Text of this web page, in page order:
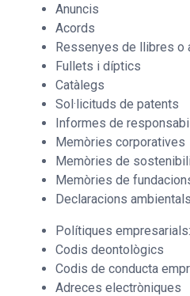
Anuncis
Acords
Ressenyes de llibres o
Fullets i díptics
Catàlegs
Sol·licituds de patents
Informes de
Memòries corporatives
Memòries de
Memòries de
Declaracions ambientals
Polítiques
Codis deontològics
Codis de conducta
Adreces electròniques